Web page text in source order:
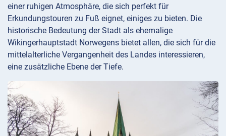
einer ruhigen Atmosphäre, die sich perfekt für
Erkundungstouren zu Fuß eignet, einiges zu bieten. Die
historische Bedeutung der Stadt als ehemalige
Wikingerhauptstadt Norwegens bietet allen, die sich für die
mittelalterliche Vergangenheit des Landes interessieren,
eine zusätzliche Ebene der Tiefe.